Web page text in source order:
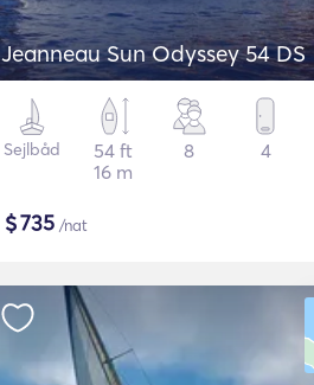
Jeanneau Sun Odyssey 54 DS
Sejlbåd
54 ft
16 m
8 4
$735 /nat